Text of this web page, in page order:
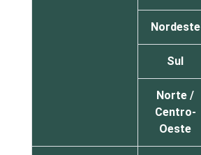
Nordeste
Sul
Norte /
Centro-
Oeste